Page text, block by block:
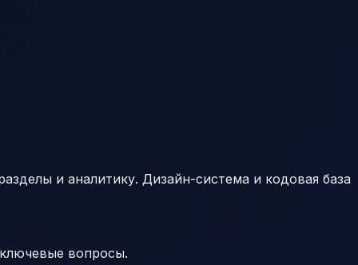
и аналитику. Дизайн-система и кодовая база
вопросы.